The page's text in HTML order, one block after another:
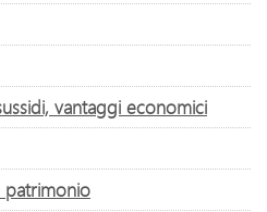
vantaggi economici
patrimonio